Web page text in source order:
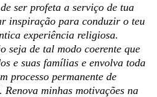
ser profeta a serviço de tua
inspiração para conduzir o teu
seja de tal modo coerente que
e suas famílias e envolva toda
processo permanente de
Renova minhas motivações na